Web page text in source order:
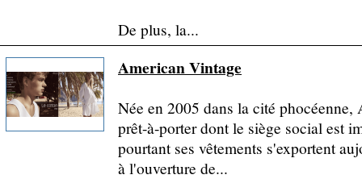
De plus, la...
American Vintage
Née en 2005 dans la cité
prêt-à-porter dont le siège social est
pourtant ses vêtements s'exportent
à l'ouverture de...